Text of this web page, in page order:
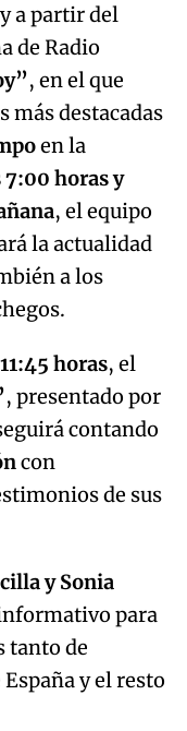
a partir del
de Radio
, en el que
más destacadas
en la
7:00 horas y
, el equipo
la actualidad
a los
11:45 horas, el
, presentado por
contando
con
de sus
y Sonia
para
tanto de
y el resto